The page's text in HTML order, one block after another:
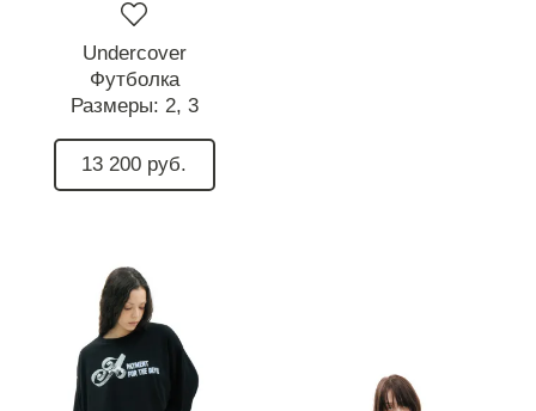
Undercover
Футболка
Размеры: 2, 3
13 200 руб.